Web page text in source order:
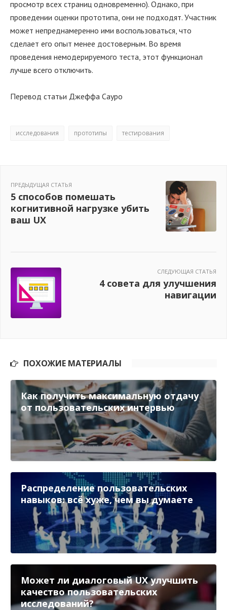
просмотр всех страниц одновременно). Однако, при
проведении оценки прототипа, они не подходят. Участник
может непреднамеренно ими воспользоваться, что
сделает его опыт менее достоверным. Во время
проведения немодерируемого теста, этот функционал
лучше всего отключить.
Перевод статьи Джеффа Сауро
исследования прототипы тестирования
ПРЕДЫДУЩАЯ СТАТЬЯ
5 способов помешать
когнитивной нагрузке убить
ваш UX
СЛЕДУЮЩАЯ СТАТЬЯ
4 совета для улучшения
навигации
ПОХОЖИЕ МАТЕРИАЛЫ
Как получить максимальную отдачу
от пользовательских интервью
Распределение пользовательских
навыков: всё хуже, чем вы думаете
Может ли диалоговый UX улучшить
качество пользовательских
исследований?